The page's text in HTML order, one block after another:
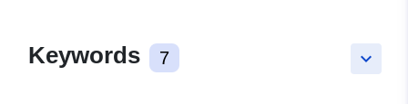
keyboard_arrow_down
Keywords 7